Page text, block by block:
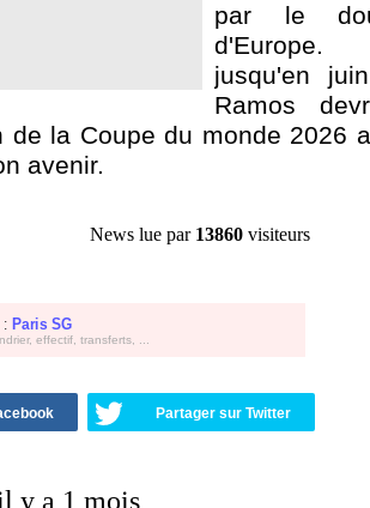
par le
d'Europe.
jusqu'en
Ramos
de la Coupe du monde 2026
avenir.
News lue par 13860 visiteurs
: Paris SG
effectif, transferts, ...
Partager sur Twitter